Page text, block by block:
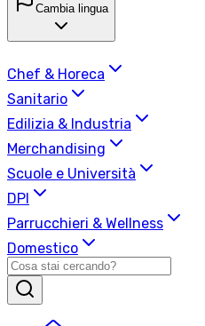
Cambia lingua
Chef & Horeca
Sanitario
Edilizia & Industria
Merchandising
Scuole e Università
DPI
Parrucchieri & Wellness
Domestico